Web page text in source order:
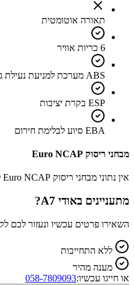
תאורה אוטומטית
6 כריות אוויר
ABS מערכת למניעת נעילת גלגלים
ESP בקרת יציבות
EBA סיוע לבלימת חירום
מבחני ריסוק Euro NCAP
אין נתוני מבחני ריסוק Euro NCAP לדגם זה
מתעניינים באודי A7 ?
השאירו פרטים עכשיו ונעזור לכם
ללא התחייבות
מענה מהיר
או חייגו עכשיו:058-7809093